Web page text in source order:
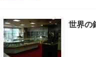
世界の